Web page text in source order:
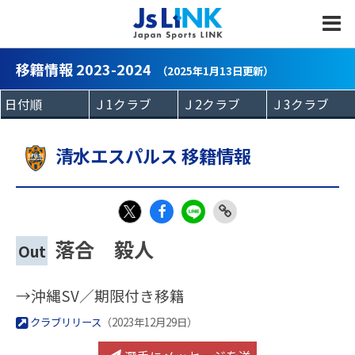
移籍情報 2023-2024 （2025年1月13日更新）
清水エスパルス 移籍情報
X
eb
k
Out 落合 毅人
→沖縄SV／期限付き移籍
クラブリリース （2023年12月29日）